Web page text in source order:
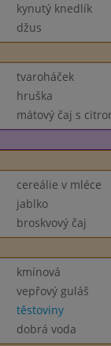
kynutý knedlík
džus
tvaroháček
hruška
mátový čaj s
cereálie v mléce
jablko
broskvový čaj
kmínová
vepřový guláš
těstoviny
dobrá voda